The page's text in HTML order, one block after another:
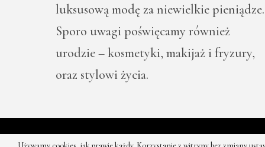
luksusową modę za niewielkie pieniądze.
Sporo uwagi poświęcamy również
urodzie – kosmetyki, makijaż i fryzury,
oraz stylowi życia.
© 2026